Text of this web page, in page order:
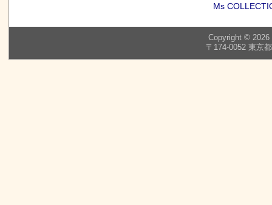
Ms
Copyright © 2026
〒174-0052 東京